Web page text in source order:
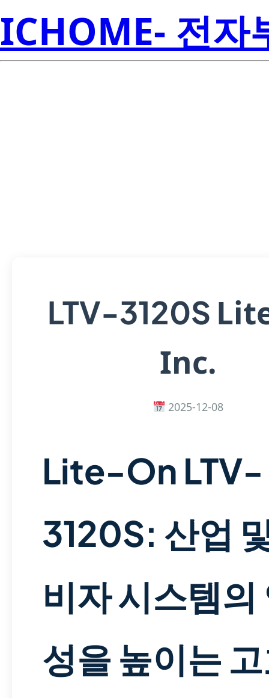
ICHOME- 전자
LTV-3120S
Inc.
2025-12-08
Lite-On LTV-
3120S: 산업
비자 시스템의
성을 높이는